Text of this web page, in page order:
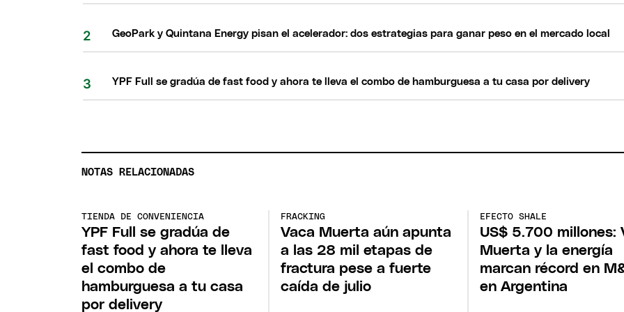
GeoPark y Quintana Energy pisan el acelerador: dos estrategias para ganar peso en el mercado local
YPF Full se gradúa de fast food y ahora te lleva el combo de hamburguesa a tu casa por delivery
NOTAS RELACIONADAS
TIENDA DE CONVENIENCIA
YPF Full se gradúa de
fast food y ahora te lleva
el combo de
hamburguesa a tu casa
por delivery
FRACKING
Vaca Muerta aún apunta
a las 28 mil etapas de
fractura pese a fuerte
caída de julio
EFECTO SHALE
US$ 5.700 millones:
Muerta y la energía
marcan récord en
en Argentina